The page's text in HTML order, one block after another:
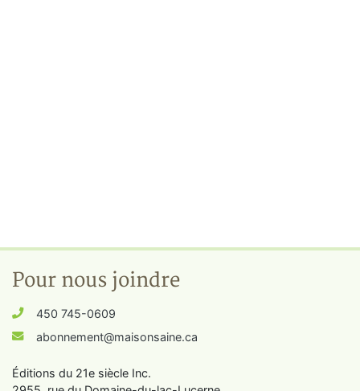
Pour nous joindre
450 745-0609
abonnement@maisonsaine.ca
Éditions du 21e siècle Inc.